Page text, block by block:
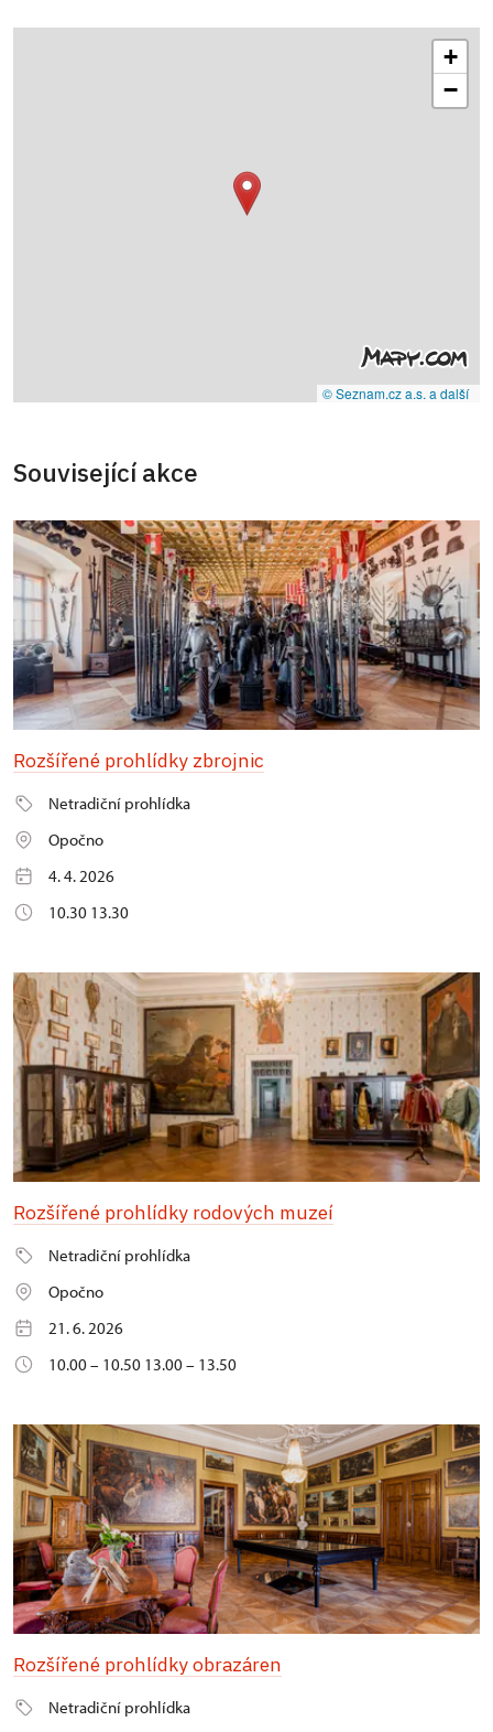
+
−
© Seznam.cz a.s. a další
Související akce
Rozšířené prohlídky zbrojnic
Netradiční prohlídka
Opočno
4. 4. 2026
10.30 13.30
Rozšířené prohlídky rodových muzeí
Netradiční prohlídka
Opočno
21. 6. 2026
10.00 – 10.50 13.00 – 13.50
Rozšířené prohlídky obrazáren
Netradiční prohlídka